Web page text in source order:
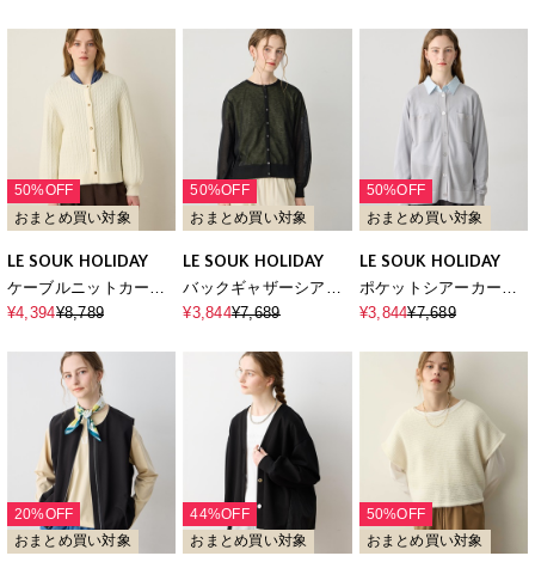
50%OFF
おまとめ買い対象
LE SOUK HOLIDAY
ケーブルニットカーデ
ィガン
¥4,394¥8,789
50%OFF
おまとめ買い対象
LE SOUK HOLIDAY
バックギャザーシアー
カーディガン【ハンド
¥3,844¥7,689
50%OFF
おまとめ買い対象
LE SOUK HOLIDAY
ポケットシアーカーデ
ィガン
¥3,844¥7,689
20%OFF
おまとめ買い対象
44%OFF
おまとめ買い対象
50%OFF
おまとめ買い対象